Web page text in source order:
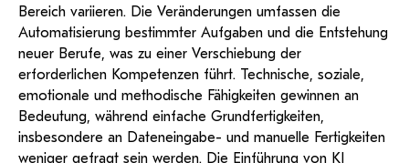
Bereich variieren. Die Veränderungen umfassen die
Automatisierung bestimmter Aufgaben und die Entstehung
neuer Berufe, was zu einer Verschiebung der
erforderlichen Kompetenzen führt. Technische, soziale,
emotionale und methodische Fähigkeiten gewinnen an
Bedeutung, während einfache Grundfertigkeiten,
insbesondere an Dateneingabe- und manuelle Fertigkeiten
weniger gefragt sein werden. Die Einführung von KI
Susanne Aichinger
susanne.aichinger@haup.ac.at
Ideen und Verbesserungen Campus
Login Webredaktion